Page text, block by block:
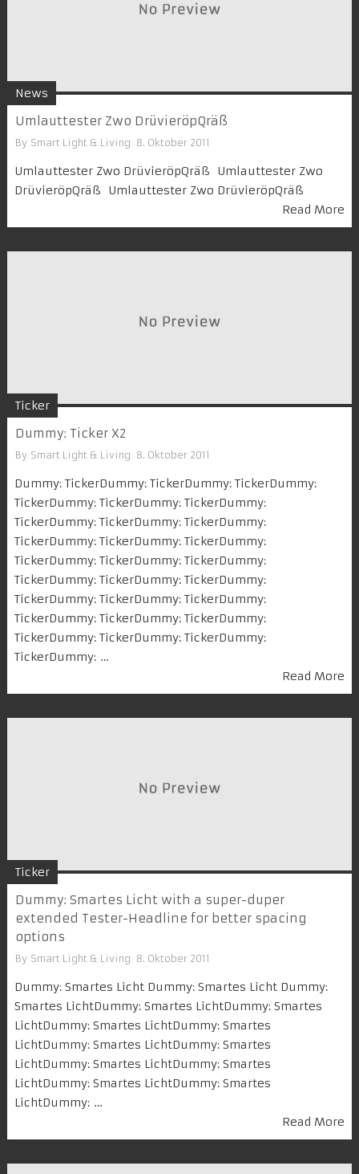
News
Umlauttester Zwo DrüvieröpQräß
By Smart Light & Living 8. Oktober 2011
Umlauttester Zwo DrüvieröpQräß Umlauttester Zwo
DrüvieröpQräß Umlauttester Zwo DrüvieröpQräß
Read More
Ticker
Dummy: Ticker X2
By Smart Light & Living 8. Oktober 2011
Dummy: TickerDummy: TickerDummy: TickerDummy:
TickerDummy: TickerDummy: TickerDummy:
TickerDummy: TickerDummy: TickerDummy:
TickerDummy: TickerDummy: TickerDummy:
TickerDummy: TickerDummy: TickerDummy:
TickerDummy: TickerDummy: TickerDummy:
TickerDummy: TickerDummy: TickerDummy:
TickerDummy: TickerDummy: TickerDummy:
TickerDummy: TickerDummy: TickerDummy:
TickerDummy: …
Read More
Ticker
Dummy: Smartes Licht with a super-duper
extended Tester-Headline for better spacing
options
By Smart Light & Living 8. Oktober 2011
Dummy: Smartes Licht Dummy: Smartes Licht Dummy:
Smartes LichtDummy: Smartes LichtDummy: Smartes
LichtDummy: Smartes LichtDummy: Smartes
LichtDummy: Smartes LichtDummy: Smartes
LichtDummy: Smartes LichtDummy: Smartes
LichtDummy: Smartes LichtDummy: Smartes
LichtDummy: …
Read More